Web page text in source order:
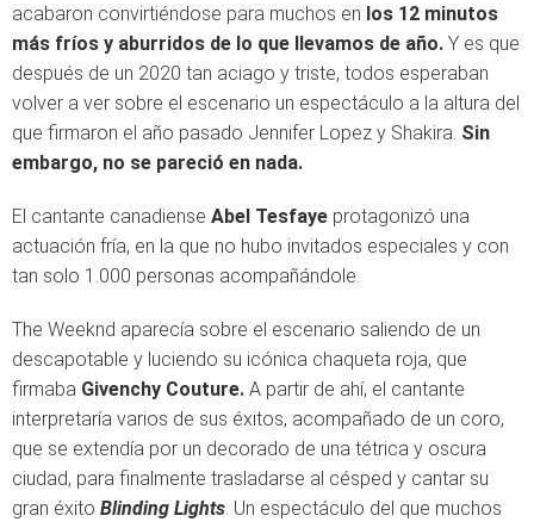
acabaron convirtiéndose para muchos en los 12 minutos
más fríos y aburridos de lo que llevamos de año. Y es que
después de un 2020 tan aciago y triste, todos esperaban
volver a ver sobre el escenario un espectáculo a la altura del
que firmaron el año pasado Jennifer Lopez y Shakira. Sin
embargo, no se pareció en nada.
El cantante canadiense Abel Tesfaye protagonizó una
actuación fría, en la que no hubo invitados especiales y con
tan solo 1.000 personas acompañándole.
The Weeknd aparecía sobre el escenario saliendo de un
descapotable y luciendo su icónica chaqueta roja, que
firmaba Givenchy Couture. A partir de ahí, el cantante
interpretaría varios de sus éxitos, acompañado de un coro,
que se extendía por un decorado de una tétrica y oscura
ciudad, para finalmente trasladarse al césped y cantar su
gran éxito Blinding Lights. Un espectáculo del que muchos